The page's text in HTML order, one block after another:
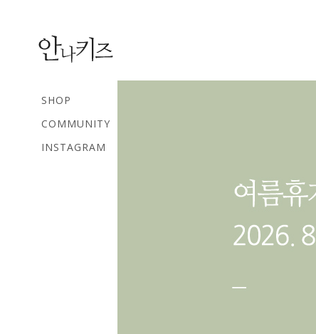
SHOP
COMMUNITY
INSTAGRAM